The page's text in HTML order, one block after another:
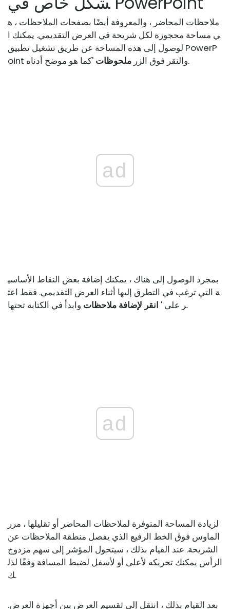
ملاحظات المحاضر ، والمعروفة أيضًا بصفحات الملاحظات ، ه
ي مساحة محجوزة لكل شريحة في العرض التقديمي. يمكنك ا
لوصول إلى هذه المساحة عن طريق تشغيل تطبيق PowerP
oint والنقر فوق الزر ملحوظات 'كما هو موضح أدناه.
ad
بمجرد الوصول إلى هناك ، يمكنك إضافة بعض النقاط الأساسي
ة التي ترغب في التطرق إليها أثناء العرض التقديمي. فقط اعث
ر على ' انقر لإضافة ملاحظات وابدأ في الكتابة تحتها.
ad
لزيادة المساحة المتوفرة لملاحظات المحاضر أو ​​تقليلها ، مرر
الماوس فوق الخط الرفيع الذي يفصل منطقة الملاحظات عن
الشريحة. عند القيام بذلك ، سيتحول المؤشر إلى سهم مزدوج
الرأس يمكنك تحريكه لأعلى أو لأسفل لضبط المسافة وفقًا لذل
ك.
بعد القيام بذلك ، انتقل إلى تقسيم العرض بين أجهزة العرض.